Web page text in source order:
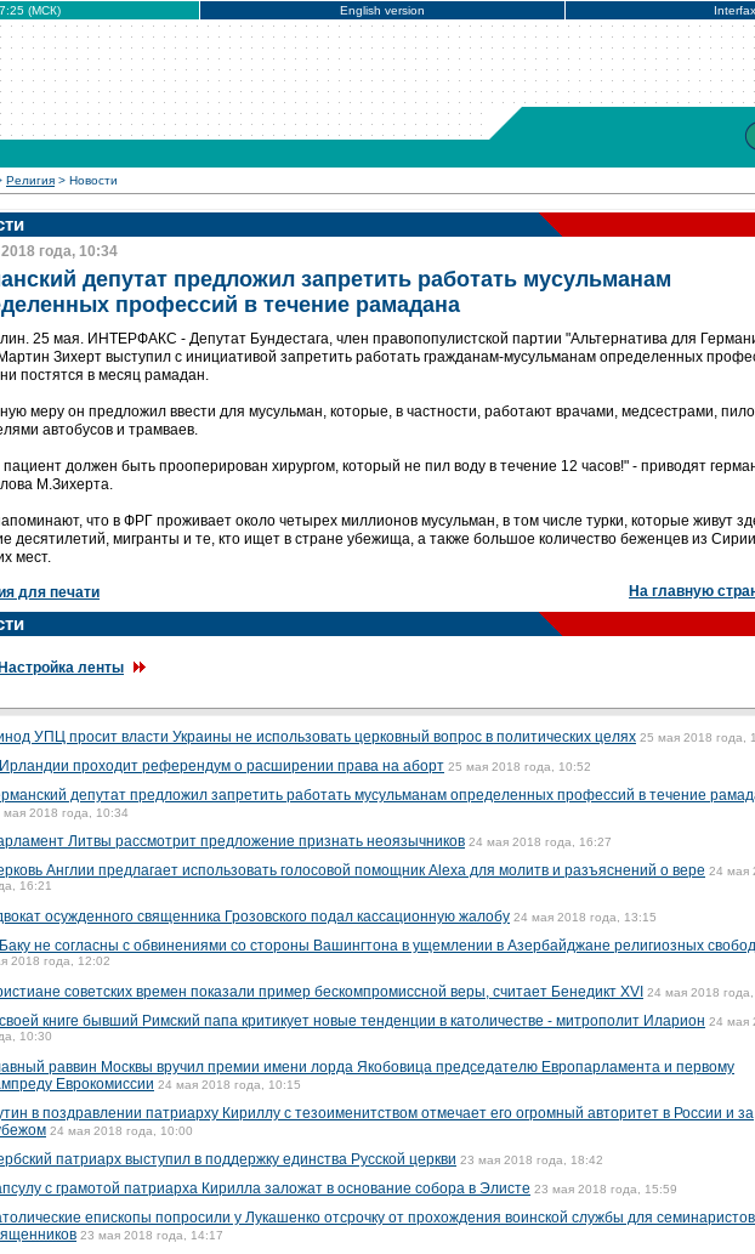
(МСК) English version
Религия > Новости
года, 10:34
депутат предложил запретить работать мусульманам
профессий в течение рамадана
25 мая. ИНТЕРФАКС - Депутат Бундестага, член правопопулистской партии "Альтернатива для
Зихерт выступил с инициативой запретить работать гражданам-мусульманам определенных
постятся в месяц рамадан.
меру он предложил ввести для мусульман, которые, в частности, работают врачами, медсестрами,
автобусов и трамваев.
пациент должен быть прооперирован хирургом, который не пил воду в течение 12 часов!" - приводят
М.Зихерта.
что в ФРГ проживает около четырех миллионов мусульман, в том числе турки, которые живут
десятилетий, мигранты и те, кто ищет в стране убежища, а также большое количество беженцев из
мест.
для печати На главную
Настройка ленты
УПЦ просит власти Украины не использовать церковный вопрос в политических целях 25 мая 2018 года,
проходит референдум о расширении права на аборт 25 мая 2018 года, 10:52
депутат предложил запретить работать мусульманам определенных профессий в течение
мая 2018 года, 10:34
Литвы рассмотрит предложение признать неоязычников 24 мая 2018 года, 16:27
Англии предлагает использовать голосовой помощник Alexa для молитв и разъяснений о вере 24 мая
16:21
осужденного священника Грозовского подал кассационную жалобу 24 мая 2018 года, 13:15
не согласны с обвинениями со стороны Вашингтона в ущемлении в Азербайджане религиозных свобод
2018 года, 12:02
советских времен показали пример бескомпромиссной веры, считает Бенедикт XVI 24 мая 2018 года,
книге бывший Римский папа критикует новые тенденции в католичестве - митрополит Иларион 24 мая
10:30
раввин Москвы вручил премии имени лорда Якобовица председателю Европарламента и первому
Еврокомиссии 24 мая 2018 года, 10:15
в поздравлении патриарху Кириллу с тезоименитством отмечает его огромный авторитет в России и за
24 мая 2018 года, 10:00
патриарх выступил в поддержку единства Русской церкви 23 мая 2018 года, 18:42
с грамотой патриарха Кирилла заложат в основание собора в Элисте 23 мая 2018 года, 15:59
епископы попросили у Лукашенко отсрочку от прохождения воинской службы для
23 мая 2018 года, 14:17